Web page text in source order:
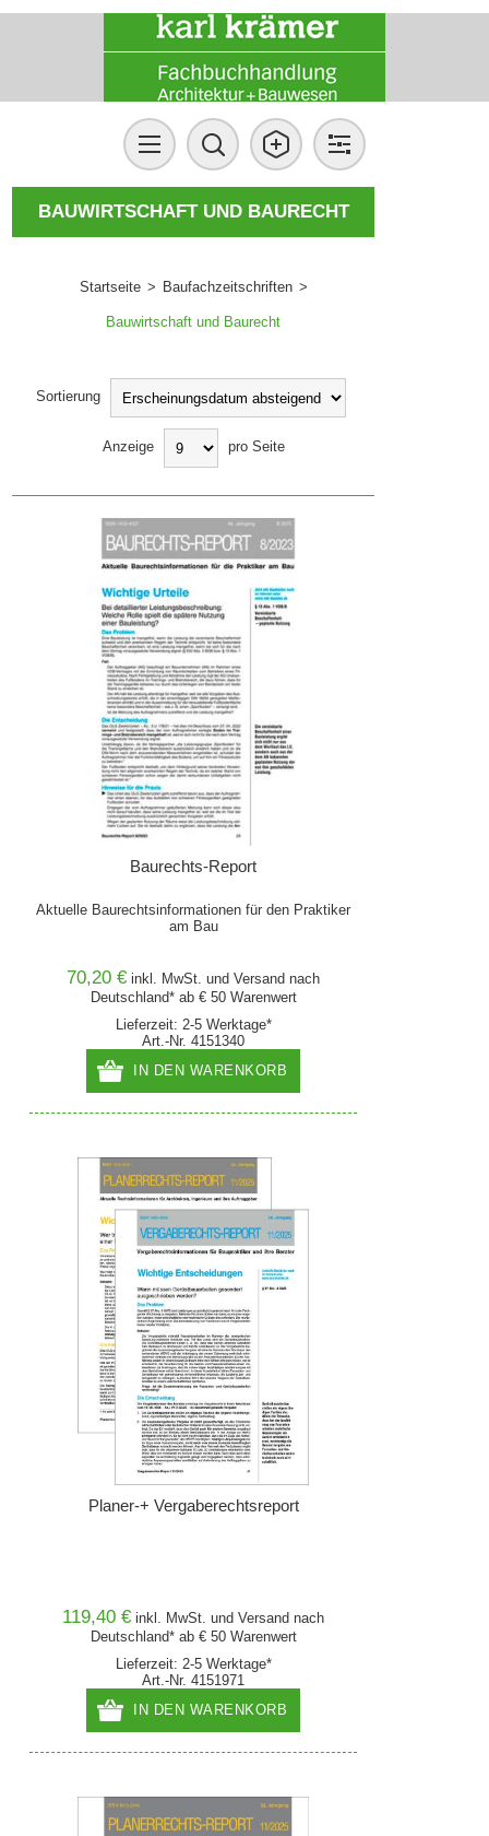
BAUWIRTSCHAFT UND BAURECHT
Startseite > Baufachzeitschriften >
Bauwirtschaft und Baurecht
Sortierung
Anzeige pro Seite
Baurechts-Report
Aktuelle Baurechtsinformationen für den Praktiker
am Bau
70,20 € inkl. MwSt. undVersand nach
Deutschland* ab € 50 Warenwert
Lieferzeit: 2-5 Werktage*
Art.-Nr. 4151340
IN DEN WARENKORB
Planer-+ Vergaberechtsreport
119,40 € inkl. MwSt. undVersand nach
Deutschland* ab € 50 Warenwert
Lieferzeit: 2-5 Werktage*
Art.-Nr. 4151971
IN DEN WARENKORB